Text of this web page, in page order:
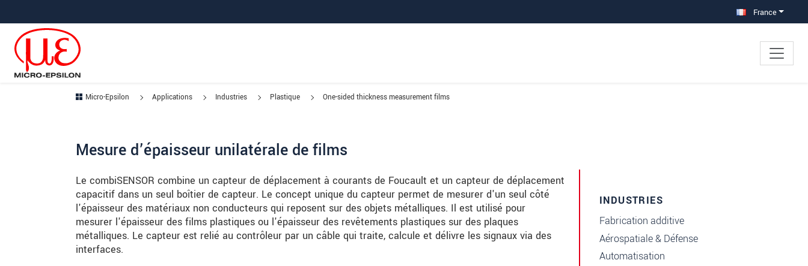
France
Micro-Epsilon Applications Industries Plastique One-sided thickness measurement films
Mesure d’épaisseur unilatérale de films
Le combiSENSOR combine un capteur de déplacement à courants de Foucault et un capteur de déplacement
capacitif dans un seul boîtier de capteur. Le concept unique du capteur permet de mesurer d'un seul côté
l'épaisseur des matériaux non conducteurs qui reposent sur des objets métalliques. Il est utilisé pour
mesurer l'épaisseur des films plastiques ou l'épaisseur des revêtements plastiques sur des plaques
métalliques. Le capteur est relié au contrôleur par un câble qui traite, calcule et délivre les signaux via des
interfaces.
INDUSTRIES
Fabrication additive
Aérospatiale & Défense
Automatisation